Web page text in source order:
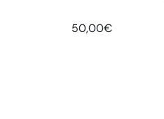
50,00€